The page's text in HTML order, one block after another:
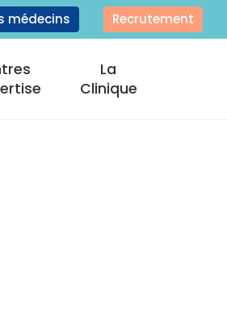
médecins Recrutement
La
Clinique